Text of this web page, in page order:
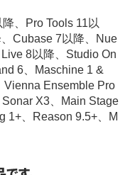
、Pro Tools 11以
Cubase 7以降、Nue
8以降、Studio On
6、Maschine 1 &
Vienna Ensemble Pro
X3、Main Stage
1+、Reason 9.5+、M